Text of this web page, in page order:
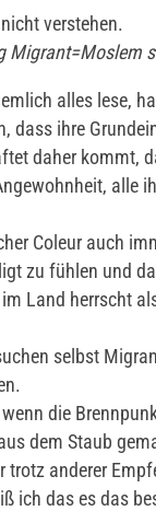
verstehen.
Migrant=Moslem
alles lese,
dass ihre
daher kommt,
alle
Coleur auch
zu fühlen und
Land herrscht
selbst
die
dem Staub
trotz anderer
ich das es das